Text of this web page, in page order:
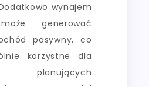
wynajem
generować
pasywny, co
korzystne dla